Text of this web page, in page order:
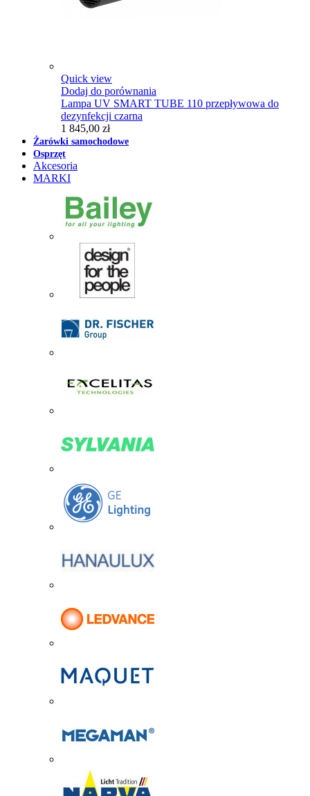
Quick view
Dodaj do porównania
Lampa UV SMART TUBE 110 przepływowa do
dezynfekcji czarna
1 845,00 zł
Żarówki samochodowe
Osprzęt
Akcesoria
MARKI